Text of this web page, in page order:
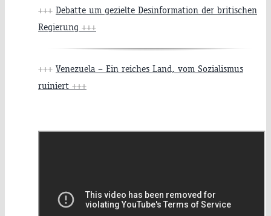
+++ Debatte um gezielte Desinformation der britischen
Regierung +++
+++ Venezuela – Ein reiches Land, vom Sozialismus
ruiniert +++